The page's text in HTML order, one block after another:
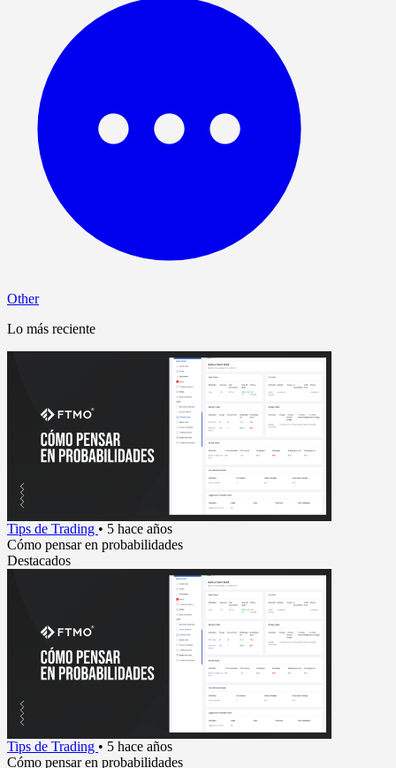
Other
Lo más reciente
Tips de Trading • 5 hace años
Cómo pensar en probabilidades
Destacados
Tips de Trading • 5 hace años
Cómo pensar en probabilidades